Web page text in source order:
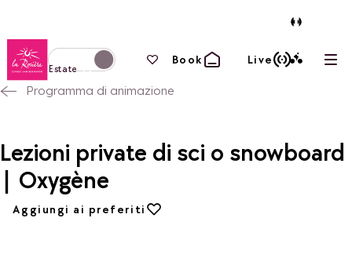
Torna alla home page
Passa alla modalità invernale
Estate
I tuoi preferiti
Book Live
Programma di animazione
Lezioni private di sci o snowboard
| Oxygène
Aggiungi ai preferiti
Aggiungi ai preferiti